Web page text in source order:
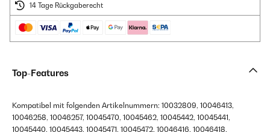
14 Tage Rückgaberecht
Top-Features
Kompatibel mit folgenden Artikelnummern: 10032809, 10046413,
10046258, 10046257, 10045470, 10045462, 10045442, 10045441,
10045440, 10045443, 10045471, 10045472, 10046416, 10046418,